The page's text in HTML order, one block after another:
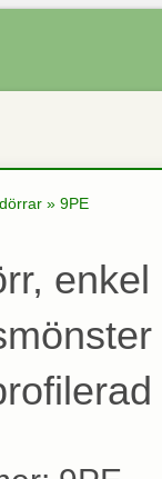
» 9PE
enkel